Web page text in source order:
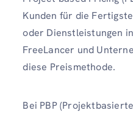
Kunden für die
oder Dienstleistungen
FreeLancer und
diese Preismethode.
Bei PBP